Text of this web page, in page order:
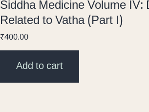
Siddha Medicine Volume IV:
Related to Vatha (Part I)
₹400.00
Add to cart